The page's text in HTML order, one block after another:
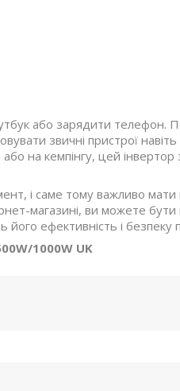
або зарядити
звичні пристрої
на кемпінгу, цей
і саме тому важливо мати
магазині, ви можете бути
його ефективність і безпеку
1000W UK